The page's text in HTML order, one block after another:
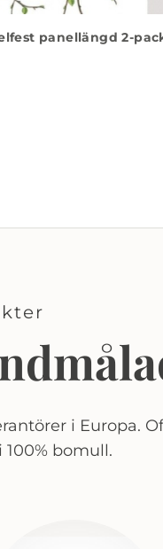
panellängd 2-
i Europa.
bomull.